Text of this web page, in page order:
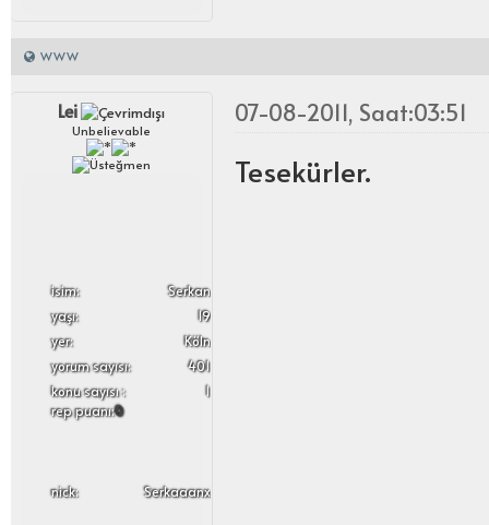
WWW
Lei
Unbelievable
i̇sim:
Serkan
yaşı:
19
yer:
Köln
yorum sayısı:
401
konu sayısı :
1
rep puanı:0
nick: Serkaaanx
07-08-2011, Saat:03:51
Tesekürler.